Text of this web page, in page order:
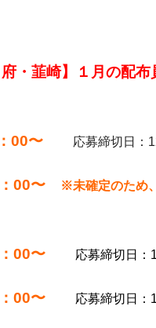
府・韮崎】１月の配布
00〜 応募締切日：
00〜
※未確定のため
：00〜 応募締切日：
：00〜 応募締切日：